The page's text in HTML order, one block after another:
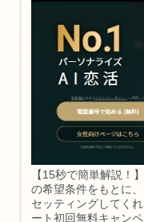
【15秒で簡単解説！
の希望条件をもとに
セッティングしてく
ート初回無料キャン